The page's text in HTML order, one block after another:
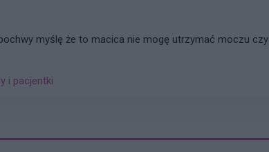
myślę że to macica nie mogę utrzymać moczu czy
i pacjentki